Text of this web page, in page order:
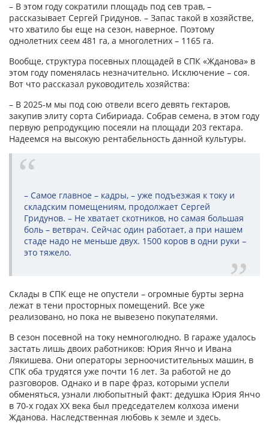
– В этом году сократили площадь под сев трав, –
рассказывает Сергей Гридунов. – Запас такой в хозяйстве,
что хватило бы еще на сезон, наверное. Поэтому
однолетних сеем 481 га, а многолетних – 1165 га.
Вообще, структура посевных площадей в СПК «Жданова» в
этом году поменялась незначительно. Исключение – соя.
Вот что рассказал руководитель хозяйства:
– В 2025-м мы под сою отвели всего девять гектаров,
закупив элиту сорта Сибириада. Собрав семена, в этом году
первую репродукцию посеяли на площади 203 гектара.
Надеемся на высокую рентабельность данной культуры.
– Самое главное – кадры, – уже подъезжая к току и
складским помещениям, продолжает Сергей
Гридунов. – Не хватает скотников, но самая большая
боль – ветврач. Сейчас один работает, а при нашем
стаде надо не меньше двух. 1500 коров в одни руки –
это тяжело.
Склады в СПК еще не опустели – огромные бурты зерна
лежат в тени просторных помещений. Все уже
реализовано, но пока не вывезено покупателями.
В сезон посевной на току немноголюдно. В гараже удалось
застать лишь двоих работников: Юрия Янчо и Ивана
Лякишева. Они операторы зерно­очистительных машин, в
СПК оба трудятся уже почти 16 лет. За работой не до
разговоров. Однако и в паре фраз, которыми успели
обменяться, узнали любопытный факт: дедушка Юрия Янчо
в 70-х годах ХХ века был председателем колхоза имени
Жданова. Наследственная любовь к земле и здесь.